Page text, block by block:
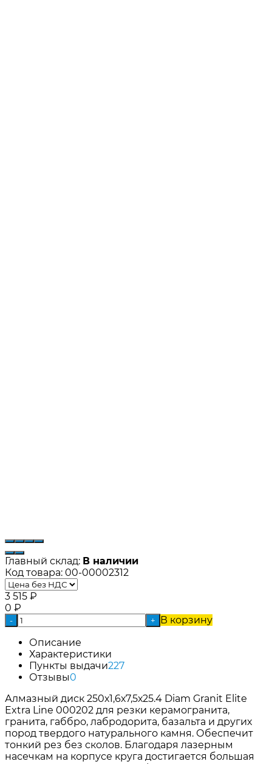
Главный склад: В наличии
Код товара: 00-00002312
3 515 ₽
0 ₽
- +
В корзину
Описание
Характеристики
Пункты выдачи227
Отзывы0
Алмазный диск 250х1,6х7,5х25.4 Diam Granit Elite
Extra Line 000202 для резки керамогранита,
гранита, габбро, лабродорита, базальта и других
пород твердого натурального камня. Обеспечит
тонкий рез без сколов. Благодаря лазерным
насечкам на корпусе круга достигается большая